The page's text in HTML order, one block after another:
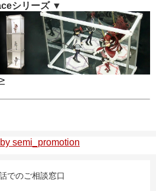
シリーズ ▼
semi_promotion
でのご相談窓口